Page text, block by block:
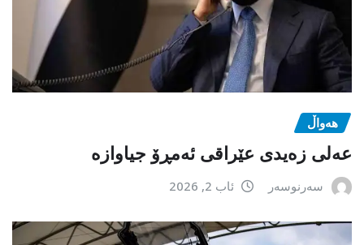
هەواڵ
عەلی زەیدی عێراقی ئەمڕۆ جیاوازە
سەرنوسەر ئاب 2, 2026